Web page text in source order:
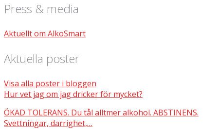
Press & media
Aktuellt om AlkoSmart
Aktuella poster
Visa alla poster i bloggen
Hur vet jag om jag dricker för mycket?
ÖKAD TOLERANS. Du tål alltmer alkohol. ABSTINENS.
Svettningar, darrighet,…